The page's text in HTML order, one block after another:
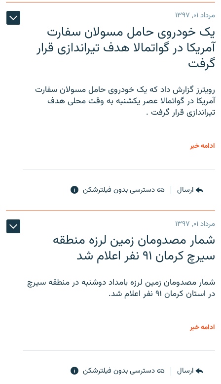
مرداد ۰۱, ۱۳۹۷
یک خودروی حامل مسولان سفارت
آمریکا در گواتمالا هدف تیراندازی قرار
گرفت
رویترز گزارش داد که یک خودروی حامل مسولان سفارت
آمریکا در گواتمالا عصر یکشنبه به وقت محلی هدف
تیراندازی قرار گرفت .
ادامه خبر
ارسال دسترسی بدون فیلترشکن
مرداد ۰۱, ۱۳۹۷
شمار مصدومان زمین لرزه منطقه
سیرچ کرمان ۹۱ نفر اعلام شد
شمار مصدومان زمین لرزه بامداد دوشنبه در منطقه سیرچ
در استان کرمان ۹۱ نفر اعلام شد.
ادامه خبر
ارسال دسترسی بدون فیلترشکن